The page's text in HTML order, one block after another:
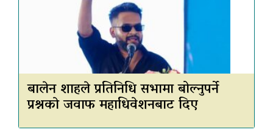
बालेन शाहले प्रतिनिधि सभामा बोल्नुपर्ने
प्रश्नकाे जवाफ महाधिवेशनबाट दिए